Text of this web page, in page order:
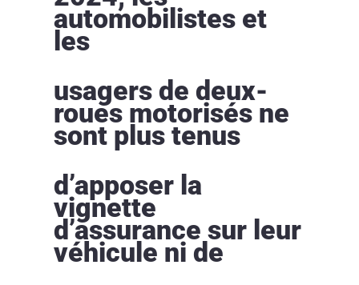
automobilistes et
les
usagers de deux-
roues motorisés ne
sont plus tenus
d’apposer la
vignette
d’assurance sur leur
véhicule ni de